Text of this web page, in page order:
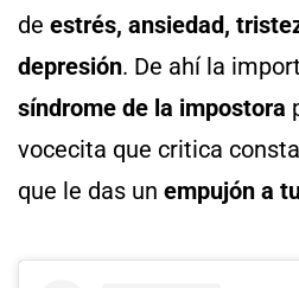
de estrés, ansiedad,
depresión. De ahí la
síndrome de la impostora
vocecita que critica
que le das un empujón a